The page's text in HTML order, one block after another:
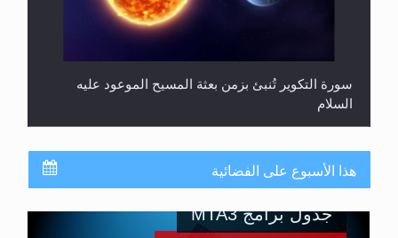
سورة التكوير تُنبئ بزمن بعثة المسيح الموعود عليه
السلام
هذا الأسبوع على الفضائية
جدول برامج MTA3